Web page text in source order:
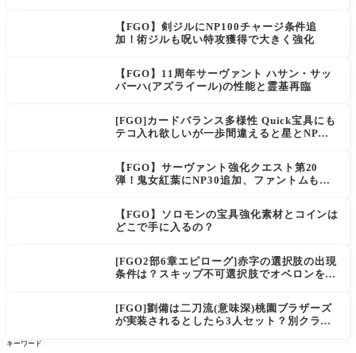
【FGO】剣ジルにNP100チャージ条件追
加！術ジルも呪い特攻獲得で大きく強化
【FGO】11周年サーヴァント ハサン・サッ
バーハ(アズライール)の性能と霊基再臨
[FGO]カードバランス多様性 Quick宝具にも
テコ入れ欲しいが一歩間違えると星とNP楽
【FGO】サーヴァント強化クエスト第20
弾！鬼女紅葉にNP30追加、ファントムも大
【FGO】ソロモンの宝具強化素材とコインは
どこで手に入るの？
[FGO2部6章エピローグ]赤字の選択肢の出現
条件は？スキップ不可選択肢でオベロンを疑
[FGO]劉備は二刀流(意味深)桃園ブラザーズ
が実装されるとしたら3人セット？別クラス
キーワード